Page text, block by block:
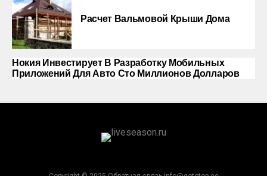
Расчет Вальмовой Крыши Дома
Нокия Инвестирует В Разработку Мобильных
Приложений Для Авто Сто Миллионов Долларов